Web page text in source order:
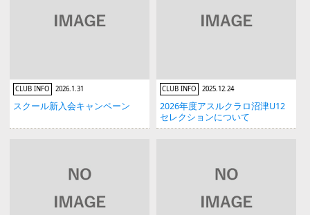
CLUB INFO 2026.1.31
スクール新入会キャンペーン
CLUB INFO 2025.12.24
2026年度アスルクラロ沼津U12
セレクションについて